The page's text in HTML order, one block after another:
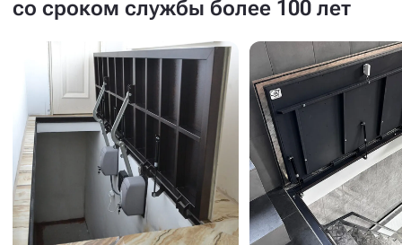
со сроком службы более 100 лет